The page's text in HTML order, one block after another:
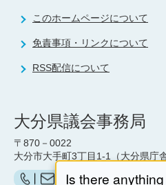
このホームページについて
免責事項・リンクについて
RSS配信について
大分県議会事務局
〒870－0022
大分市大手町3丁目1-1（大分県庁
お問い合わせ（県議会